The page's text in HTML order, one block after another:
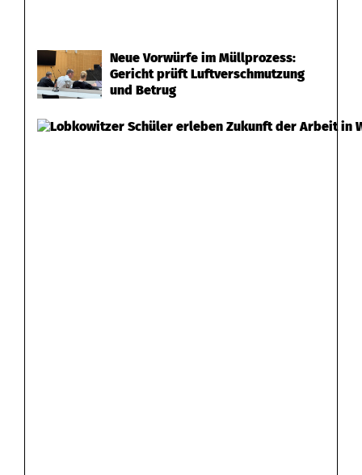
Neue Vorwürfe im Müllprozess:
Gericht prüft Luftverschmutzung
und Betrug